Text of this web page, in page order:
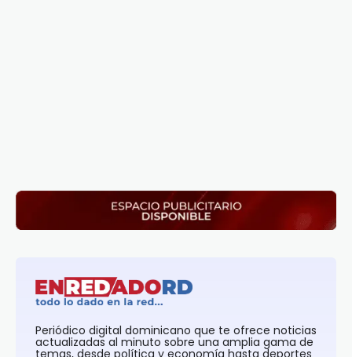
Periódico digital dominicano que te ofrece noticias
actualizadas al minuto sobre una amplia gama de
temas, desde política y economía hasta deportes